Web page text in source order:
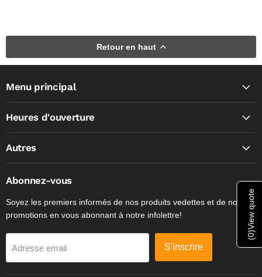
Retour en haut
Menu principal
Heures d'ouverture
Autres
Abonnez-vous
Soyez les premiers informés de nos produits vedettes et de nos
promotions en vous abonnant à notre infolettre!
Adresse email S'inscrire
(
0
)
View quote